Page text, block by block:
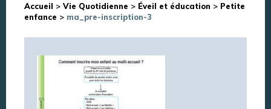
Accueil > Vie Quotidienne > Éveil et éducation > Petite
enfance > ma_pre-inscription-3